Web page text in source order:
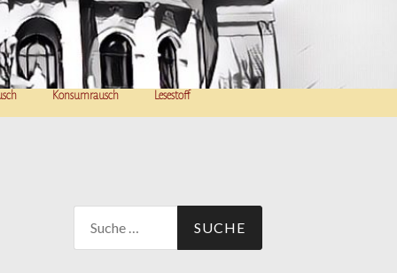
Konsumrausch Lesestoff
nach: